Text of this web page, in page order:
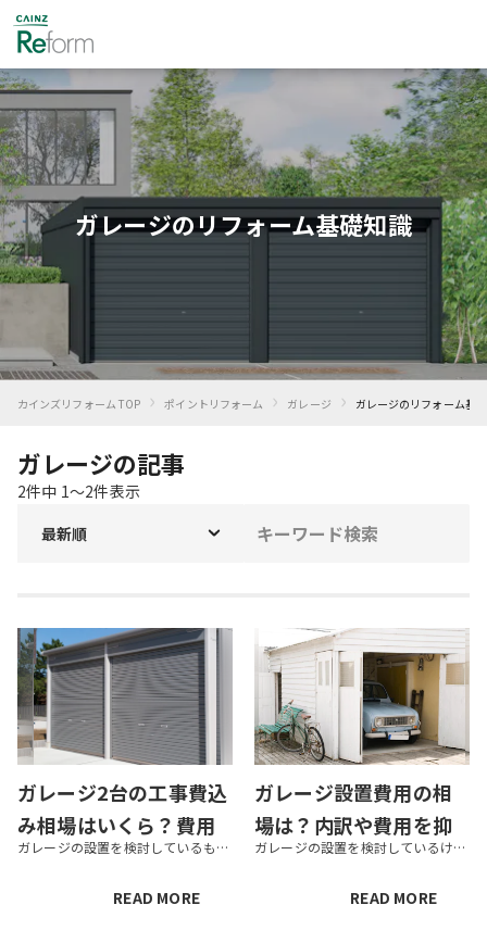
ガレージのリフォーム基礎知識
カインズリフォーム TOP › ポイントリフォーム › ガレージ › ガレージのリフォーム基
ガレージの記事
2件中 1〜2件表示
最新順
ガレージ2台の工事費込
み相場はいくら？費用
内訳や主要メーカー価
格と安く抑えるコツ
ガレージの設置を検討しているものの、工事費も含めるとどのくらいの費用が必要かわからず、判断に迷う方も少なくないでしょう。 ガレージ2台分の工事費込みの相場は、130万〜250万円前後が目安とされています。ただし、メーカー...
READ MORE
ガレージ設置費用の相
場は？内訳や費用を抑
えるポイント
ガレージの設置を検討しているけれど、費用の目安がわからず不安を感じる方は少なくありません。本体価格だけでなく、工事費や申請に関する費用の発生を踏まえると、カーポートと比べて高額に感じるケースも多いでしょう。 ガレージの設...
READ MORE